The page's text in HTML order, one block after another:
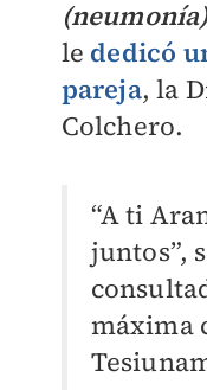
le dedicó
pareja, la
Colchero.
“A ti
juntos”,
máxima